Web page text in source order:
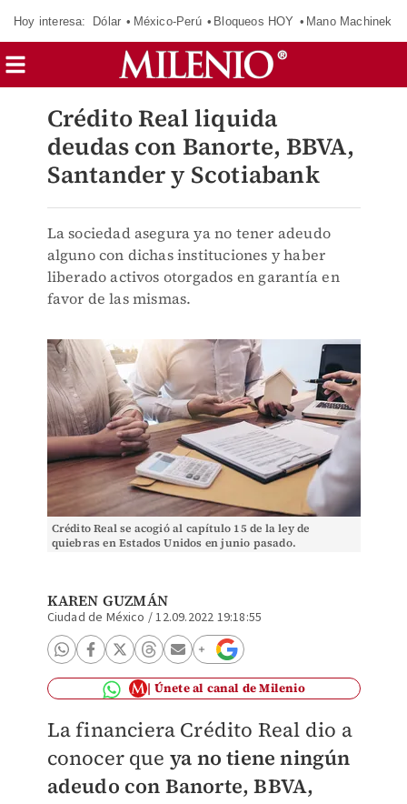
Hoy interesa: Dólar México-Perú Bloqueos HOY Mano Machinek
Crédito Real liquida
deudas con Banorte, BBVA,
Santander y Scotiabank
La sociedad asegura ya no tener adeudo
alguno con dichas instituciones y haber
liberado activos otorgados en garantía en
favor de las mismas.
Crédito Real se acogió al capítulo 15 de la ley de
quiebras en Estados Unidos en junio pasado.
KAREN GUZMÁN
Ciudad de México /12.09.2022 19:18:55
Únete al canal de Milenio
La financiera Crédito Real dio a
conocer que ya no tiene ningún
adeudo con Banorte, BBVA,